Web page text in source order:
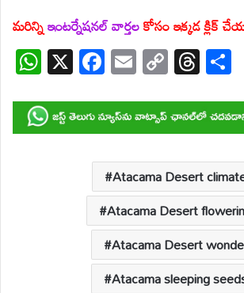
మరిన్నిఇంటర్నేషనల్ వార్తలకోసం ఇక్కడ క్లిక్
W
h
at
s
X F
ac
e
b
o
o
k
E
m
ail
C
o
p
y
Li
n
k
T
hr
e
a
d
s
e
Atacama Desert
Atacama Desert
Atacama Desert
Atacama sleeping